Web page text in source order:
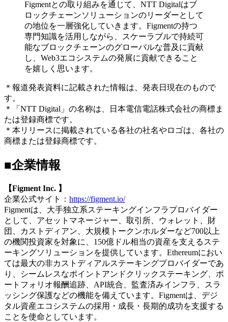
Figmentとの取り組みを通じて、NTT Digitalはブ
ロックチェーンソリューションのリーダーとして
の地位を一層強化していきます。Figmentの持つ
専門知識を活用しながら、スケーラブルで持続可
能なブロックチェーンのグローバルな普及に貢献
し、Web3エコシステムの発展に貢献できること
を嬉しく思います。
＊報道発表資料に記載された情報は、発表日現在のもので
す。
＊「NTT Digital」の名称は、日本電信電話株式会社の商標ま
たは登録商標です。
＊本リリースに掲載されている各社の社名やロゴは、各社の
商標または登録商標です。
■企業情報
【Figment Inc. 】
企業公式サイト： https://figment.io/
Figmentは、大手独立系ステーキングインフラプロバイダー
として、アセットマネージャー、取引所、ウォレット、財
団、カストディアン、大規模トークンホルダーなど700以上
の機関投資家を対象に、150億ドル相当の資産を支えるステ
ーキングソリューションを提供しています。Ethereumにおい
ては最大の非カストディアルステーキングプロバイダーであ
り、シームレスなポイントアンドクリックステーキング、ポ
ートフォリオ報酬追跡、API統合、監査済みインフラ、スラ
ッシング保護などの機能を備えています。Figmentは、デジ
タル資産エコシステムの採用・成長・長期的成功を支援する
ことを使命としています。